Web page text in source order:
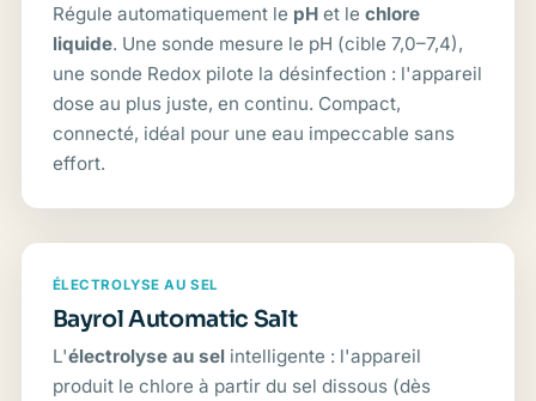
Régule automatiquement le pHet le chlore
liquide. Une sonde mesure le pH (cible 7,0–7,4),
une sonde Redox pilote la désinfection : l'appareil
dose au plus juste, en continu. Compact,
connecté, idéal pour une eau impeccable sans
effort.
ÉLECTROLYSE AU SEL
Bayrol Automatic Salt
L'électrolyse au selintelligente : l'appareil
produit le chlore à partir du sel dissous (dès